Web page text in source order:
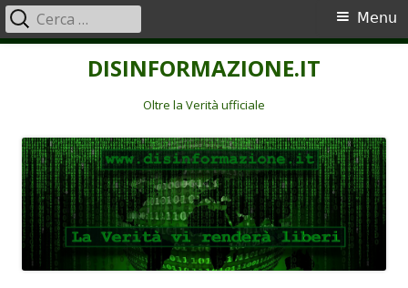
DISINFORMAZIONE.IT
Oltre la Verità ufficiale
Menu
principale
Menu
Ricerca
per: